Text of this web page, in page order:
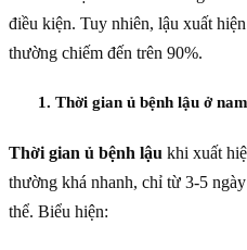
điều kiện. Tuy nhiên, lậu xuất
thường chiếm đến trên 90%.
1. Thời gian ủ bệnh lậu ở
Thời gian ủ bệnh lậu khi xuất
thường khá nhanh, chỉ từ 3-5
thể. Biểu hiện: